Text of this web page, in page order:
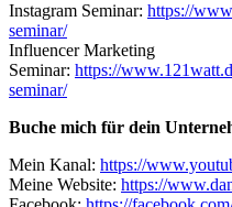
Instagram Seminar: https://
seminar/
Influencer Marketing
Seminar: https://
seminar/
Buche mich für dein
Mein Kanal: https://
Meine Website: https://